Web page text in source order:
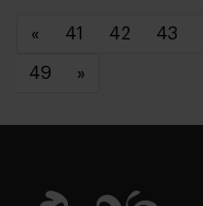
« 41 42 43
49 »